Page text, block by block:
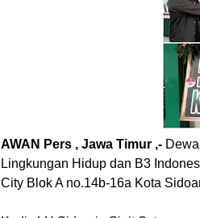
AWAN Pers , Jawa Timur ,-
Lingkungan Hidup dan B3
City Blok A no.14b-16a Kota